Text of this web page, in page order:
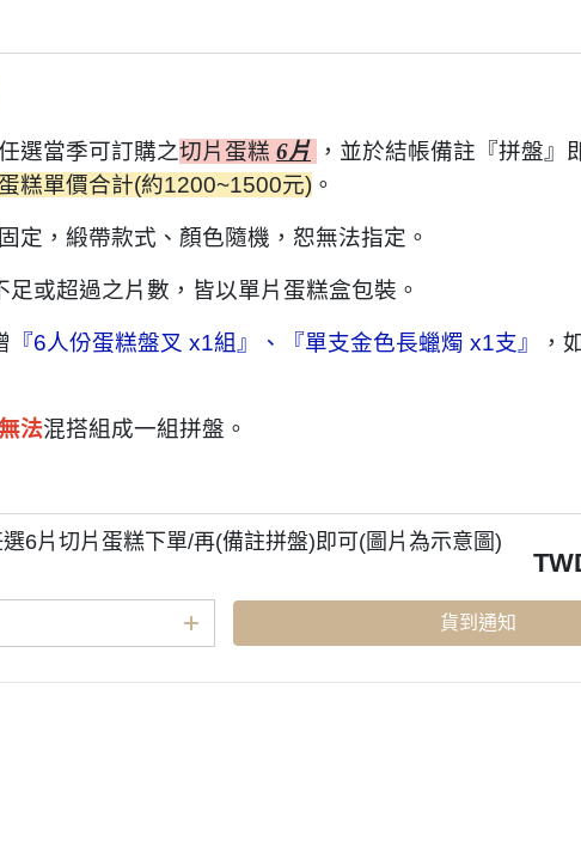
選當季可訂購之切片蛋糕 6片
，並於結帳備註『拼盤』
糕單價合計(約1200~1500元) 。
定，緞帶款式、顏色隨機，恕無法指定。
或超過之片數，皆以單片蛋糕盒包裝。
『6人份蛋糕盤叉 x1組』、『單支金色長蠟燭 x1支』
，
法混搭組成一組拼盤。
6片切片蛋糕下單/再(備註拼盤)即可(圖片為示意圖)
貨到通知